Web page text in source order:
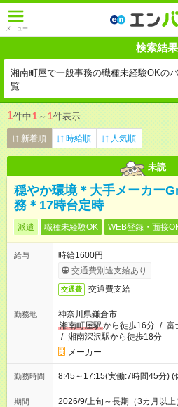
メニュー
検索結果
湘南町屋で一般事務の職種未経験OKの
覧
1件中1 ～ 1件表示
新着順 時給順 人気順
未読
穏やか環境＊大手メーカー
務＊17時台定時
派遣 職種未経験OK WEB登録・面接
給与
時給1600円
交通費別途支給あり
交通費 交通費支給
勤務地
神奈川県鎌倉市
湘南町屋駅から徒歩16分 / 富
/ 湘南深沢駅から徒歩18分
メーカー
勤務時間 8:45～17:15(実働:7時間45分) (
期間 2026/9/上旬～長期（3カ月以